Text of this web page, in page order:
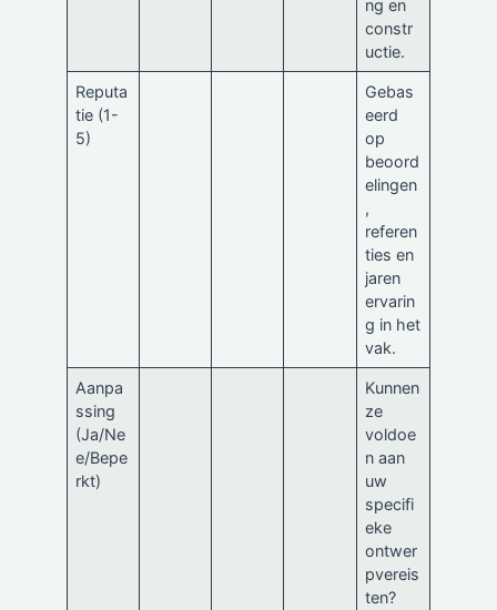
ng en
constr
uctie.
Reputa
tie (1-
5)
Gebas
eerd
op
beoord
elingen
,
referen
ties en
jaren
ervarin
g in het
vak.
Aanpa
ssing
(Ja/Ne
e/Bepe
rkt)
Kunnen
ze
voldoe
n aan
uw
specifi
eke
ontwer
pvereis
ten?